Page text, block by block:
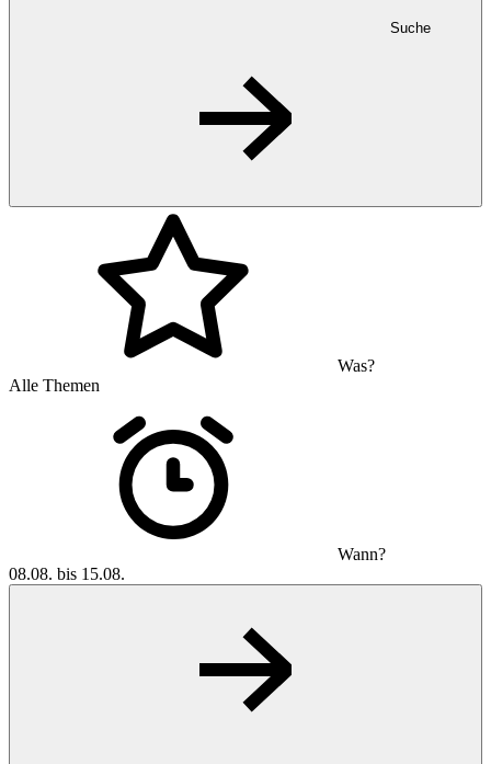
Suche
Was?
Alle Themen
Wann?
08.08. bis 15.08.